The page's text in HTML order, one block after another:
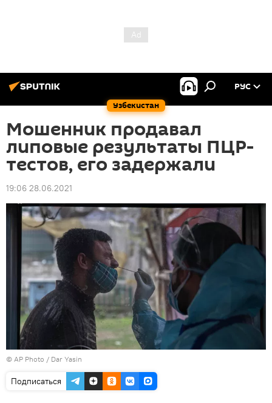
Узбекистан
РУС
Мошенник продавал
липовые результаты ПЦР-
тестов, его задержали
19:06 28.06.2021
© AP Photo / Dar Yasin
Подписаться